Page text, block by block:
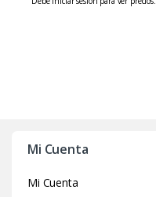
Mi Cuenta
Mi Cuenta